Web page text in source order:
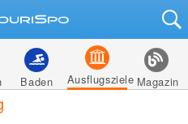
Baden Ausflugsziele Magazin